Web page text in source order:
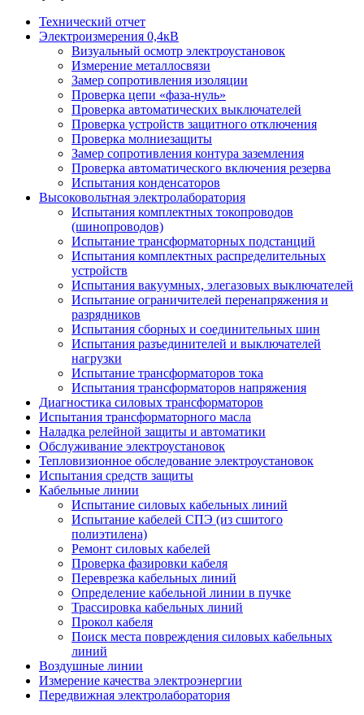
Технический отчет
Электроизмерения 0,4кВ
Визуальный осмотр электроустановок
Измерение металлосвязи
Замер сопротивления изоляции
Проверка цепи «фаза-нуль»
Проверка автоматических выключателей
Проверка устройств защитного отключения
Проверка молниезащиты
Замер сопротивления контура заземления
Проверка автоматического включения резерва
Испытания конденсаторов
Высоковольтная электролаборатория
Испытания комплектных токопроводов
(шинопроводов)
Испытание трансформаторных подстанций
Испытания комплектных распределительных
устройств
Испытания вакуумных, элегазовых выключателей
Испытание ограничителей перенапряжения и
разрядников
Испытания сборных и соединительных шин
Испытания разъединителей и выключателей
нагрузки
Испытание трансформаторов тока
Испытания трансформаторов напряжения
Диагностика силовых трансформаторов
Испытания трансформаторного масла
Наладка релейной защиты и автоматики
Обслуживание электроустановок
Тепловизионное обследование электроустановок
Испытания средств защиты
Кабельные линии
Испытание силовых кабельных линий
Испытание кабелей СПЭ (из сшитого
полиэтилена)
Ремонт силовых кабелей
Проверка фазировки кабеля
Переврезка кабельных линий
Определение кабельной линии в пучке
Трассировка кабельных линий
Прокол кабеля
Поиск места повреждения силовых кабельных
линий
Воздушные линии
Измерение качества электроэнергии
Передвижная электролаборатория